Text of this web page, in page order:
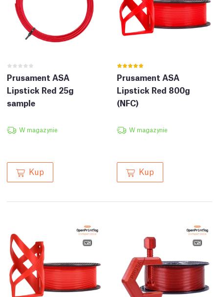
Prusament ASA
Lipstick Red 25g
sample
W magazynie
Kup
Prusament ASA
Lipstick Red 800g
(NFC)
W magazynie
Kup